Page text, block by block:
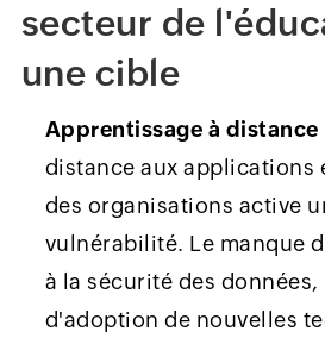
secteur de
une cible
Apprentissage à distance
distance aux applications
des organisations active
vulnérabilité. Le manque
à la sécurité des
d'adoption de nouvelles